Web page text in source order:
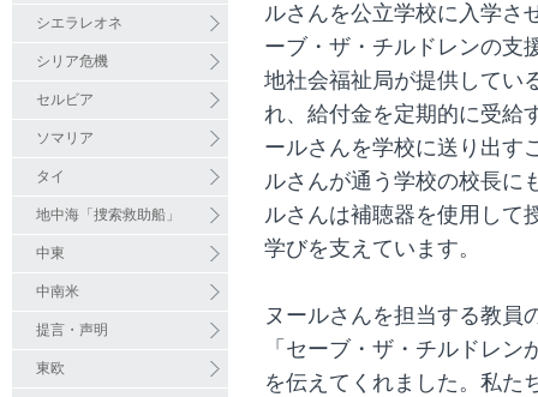
シエラレオネ
シリア危機
セルビア
ソマリア
タイ
地中海「捜索救助船」
中東
中南米
提言・声明
東欧
ルさんを公立学校に入学さ
ーブ・ザ・チルドレンの支
地社会福祉局が提供してい
れ、給付金を定期的に受給
ールさんを学校に送り出す
ルさんが通う学校の校長に
ルさんは補聴器を使用して
学びを支えています。
ヌールさんを担当する教員
「セーブ・ザ・チルドレ
を伝えてくれました。私た